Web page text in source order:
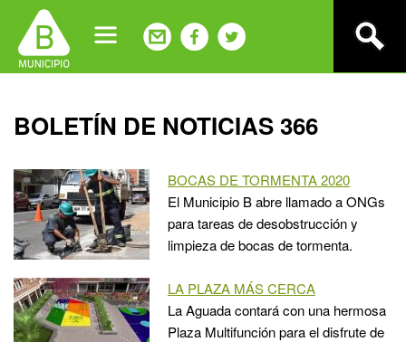
navigation
Back
to
BOLETÍN DE NOTICIAS 366
BOCAS DE TORMENTA 2020
El Municipio B abre llamado a ONGs
para tareas de desobstrucción y
limpieza de bocas de tormenta.
LA PLAZA MÁS CERCA
La Aguada contará con una hermosa
Plaza Multifunción para el disfrute de